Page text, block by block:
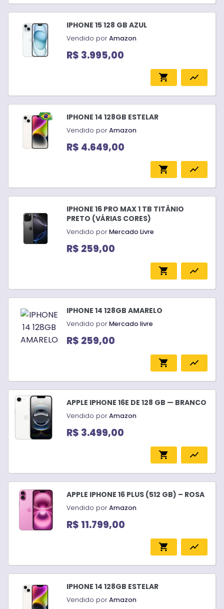
IPHONE 15 128 GB AZUL
Vendido porAmazon
R$ 3.995,00
shopping_cart show_chart
IPHONE 14 128GB ESTELAR
Vendido porAmazon
R$ 4.649,00
shopping_cart show_chart
IPHONE 16 PRO MAX 1 TB TITÂNIO
PRETO (VÁRIAS CORES)
Vendido porMercado Livre
R$ 259,00
shopping_cart show_chart
IPHONE 14 128GB AMARELO
Vendido porMercado livre
R$ 259,00
shopping_cart show_chart
APPLE IPHONE 16E DE 128 GB — BRANCO
Vendido porAmazon
R$ 3.499,00
shopping_cart show_chart
APPLE IPHONE 16 PLUS (512 GB) – ROSA
Vendido porAmazon
R$ 11.799,00
shopping_cart show_chart
IPHONE 14 128GB ESTELAR
Vendido porAmazon